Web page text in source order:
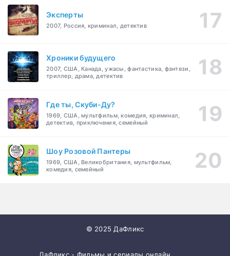
Эксперты
2007, Россия, криминал, детектив
Хроники будущего
2007, США, Канада, ужасы, фантастика, фэнтези,
триллер, драма, детектив
Где ты, Скуби-Ду?
1969, США, мультфильм, комедия, криминал,
детектив, приключения, семейный
Шоу Розовой Пантеры
1969, США, Великобритания, мультфильм,
комедия, семейный
© 2025 ДаФликс